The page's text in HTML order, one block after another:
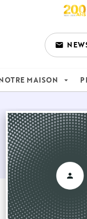
email
MAISON arrow_drop_down